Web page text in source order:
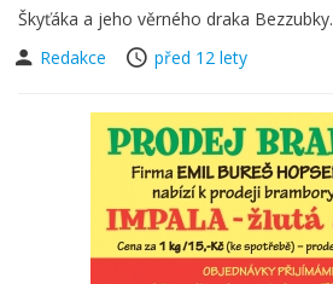
Škyťáka a jeho věrného draka Bezzubky.
Redakce
před 12 lety